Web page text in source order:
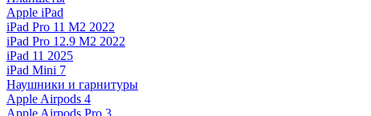
Apple iPad
iPad Pro 11 M2 2022
iPad Pro 12.9 M2 2022
iPad 11 2025
iPad Mini 7
Наушники и гарнитуры
Apple Airpods 4
Apple Airpods Pro 3